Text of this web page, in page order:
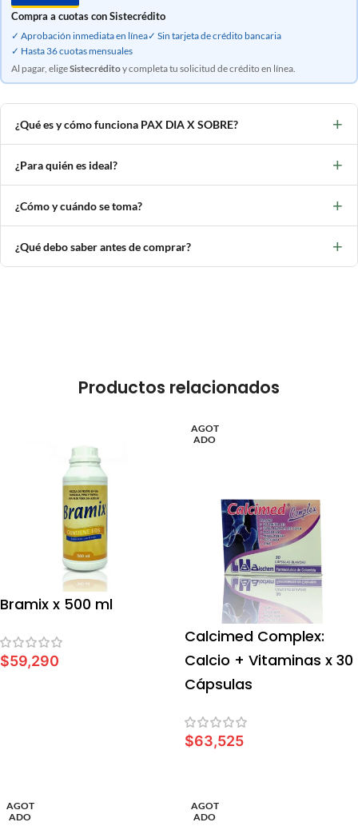
Compra a cuotas con Sistecrédito
✓ Aprobación inmediata en línea✓ Sin tarjeta de crédito bancaria
✓ Hasta 36 cuotas mensuales
Al pagar, eligeSistecréditoy completa tu solicitud de crédito en línea.
¿Qué es y cómo funciona PAX DIA X SOBRE? +
¿Para quién es ideal? +
¿Cómo y cuándo se toma? +
¿Qué debo saber antes de comprar? +
Productos relacionados
Bramix x 500 ml
$59,290
AGOT
ADO
Calcimed Complex:
Calcio + Vitaminas x 30
Cápsulas
$63,525
AGOT
ADO
AGOT
ADO